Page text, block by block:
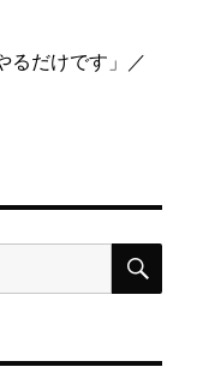
るだけです」／
検